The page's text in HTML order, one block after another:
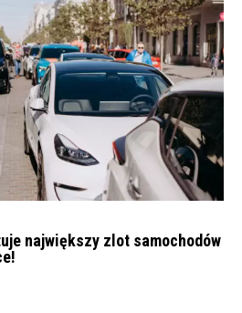
największy zlot samochodów